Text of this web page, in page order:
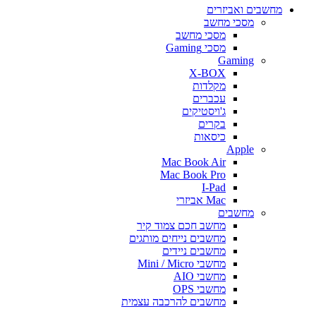
מחשבים ואביזרים
מסכי מחשב
מסכי מחשב
מסכי Gaming
Gaming
X-BOX
מקלדות
עכברים
ג'ויסטיקים
בקרים
כיסאות
Apple
Mac Book Air
Mac Book Pro
I-Pad
Mac אביזרי
מחשבים
מחשב חכם צמוד קיר
מחשבים נייחים מותגים
מחשבים ניידים
מחשבי Mini / Micro
מחשבי AIO
מחשבי OPS
מחשבים להרכבה עצמית